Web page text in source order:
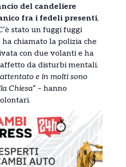
del candeliere
fra i fedeli presenti,
stato un fuggi fuggi
chiamato la polizia che
con due volanti e ha
da disturbi mentali.
e in molti sono
Chiesa” – hanno